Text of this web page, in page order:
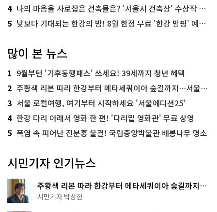
4 나의 마음을 사로잡은 건축물은? '서울시 건축상' 수상작 공개!
5 낮보다 기대되는 한강의 밤! 8월 한정 무료 '한강 밤핑' 예약은?
많이 본 뉴스
1 9월부턴 '기후동행패스' 쓰세요! 39세까지 청년 혜택
2 주황색 리본 따라 한강부터 메타세쿼이아 숲길까지…서울둘레길 15코스
3 서울 로컬여행, 여기부터 시작하세요 '서울에디션25'
4 한강 다리 아래서 영화 한 편! '다리밑 영화관' 무료 상영
5 폭염 속 피어난 진분홍 물결! 국립중앙박물관 배롱나무 명소
시민기자 인기뉴스
주황색 리본 따라 한강부터 메타세쿼이아 숲길까지…
서울둘레길 15코스
시민기자 박상현